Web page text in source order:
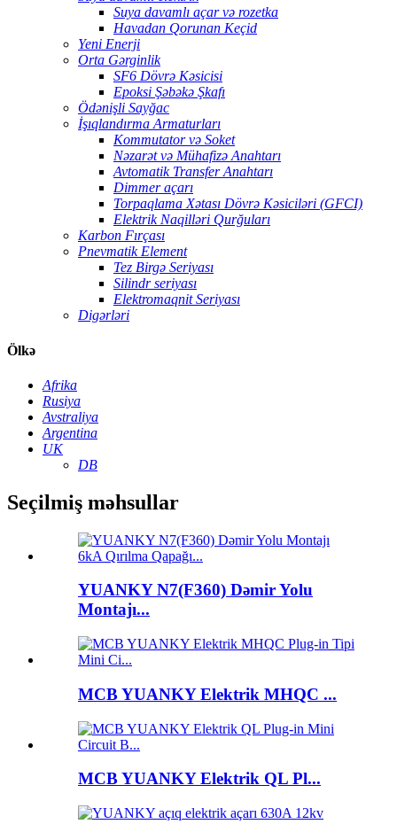
Suya davamlı açar və rozetka
Havadan Qorunan Keçid
Yeni Enerji
Orta Gərginlik
SF6 Dövrə Kəsicisi
Epoksi Şəbəkə Şkafı
Ödənişli Sayğac
İşıqlandırma Armaturları
Kommutator və Soket
Nəzarət və Mühafizə Anahtarı
Avtomatik Transfer Anahtarı
Dimmer açarı
Torpaqlama Xətası Dövrə Kəsiciləri (GFCI)
Elektrik Naqilləri Qurğuları
Karbon Fırçası
Pnevmatik Element
Tez Birgə Seriyası
Silindr seriyası
Elektromaqnit Seriyası
Digərləri
Ölkə
Afrika
Rusiya
Avstraliya
Argentina
UK
DB
Seçilmiş məhsullar
YUANKY N7(F360) Dəmir Yolu
Montajı...
MCB YUANKY Elektrik MHQC ...
MCB YUANKY Elektrik QL Pl...